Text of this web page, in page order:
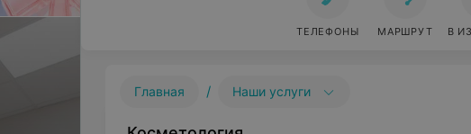
ТЕЛЕФОНЫ МАРШРУТ В
Главная / Наши услуги